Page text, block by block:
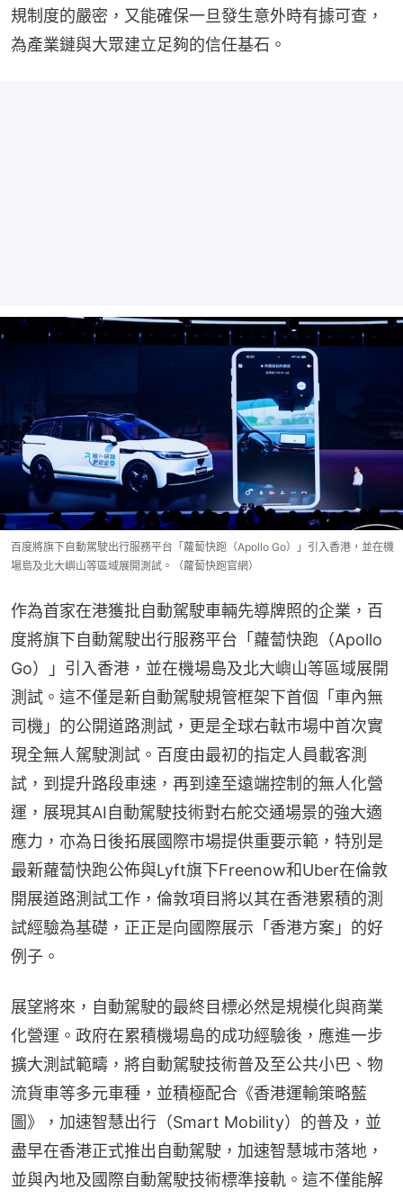
規制度的嚴密，又能確保一旦發生意外時有據可查，
為產業鏈與大眾建立足夠的信任基石。
百度將旗下自動駕駛出行服務平台「蘿蔔快跑（Apollo Go）」引入香港，並在機
場島及北大嶼山等區域展開測試。（蘿蔔快跑官網）
作為首家在港獲批自動駕駛車輛先導牌照的企業，百
度將旗下自動駕駛出行服務平台「蘿蔔快跑（Apollo
Go）」引入香港，並在機場島及北大嶼山等區域展開
測試。這不僅是新自動駕駛規管框架下首個「車內無
司機」的公開道路測試，更是全球右軚市場中首次實
現全無人駕駛測試。百度由最初的指定人員載客測
試，到提升路段車速，再到達至遠端控制的無人化營
運，展現其AI自動駕駛技術對右舵交通場景的強大適
應力，亦為日後拓展國際市場提供重要示範，特別是
最新蘿蔔快跑公佈與Lyft旗下Freenow和Uber在倫敦
開展道路測試工作，倫敦項目將以其在香港累積的測
試經驗為基礎，正正是向國際展示「香港方案」的好
例子。
展望將來，自動駕駛的最終目標必然是規模化與商業
化營運。政府在累積機場島的成功經驗後，應進一步
擴大測試範疇，將自動駕駛技術普及至公共小巴、物
流貨車等多元車種，並積極配合《香港運輸策略藍
圖》，加速智慧出行（Smart Mobility）的普及，並
盡早在香港正式推出自動駕駛，加速智慧城市落地，
並與內地及國際自動駕駛技術標準接軌。這不僅能解